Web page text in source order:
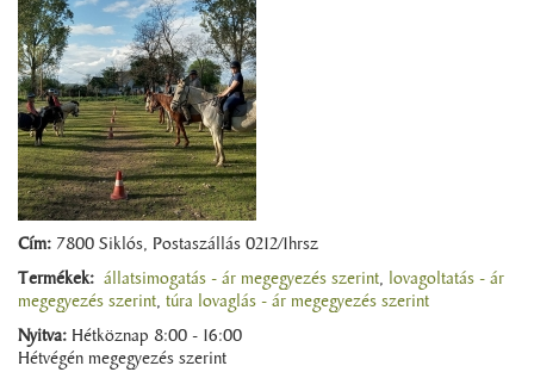
Cím: 7800 Siklós, Postaszállás 0212/1hrsz
Termékek: állatsimogatás - ár megegyezés szerint, lovagoltatás - ár
megegyezés szerint, túra lovaglás - ár megegyezés szerint
Nyitva: Hétköznap 8:00 - 16:00
Hétvégén megegyezés szerint